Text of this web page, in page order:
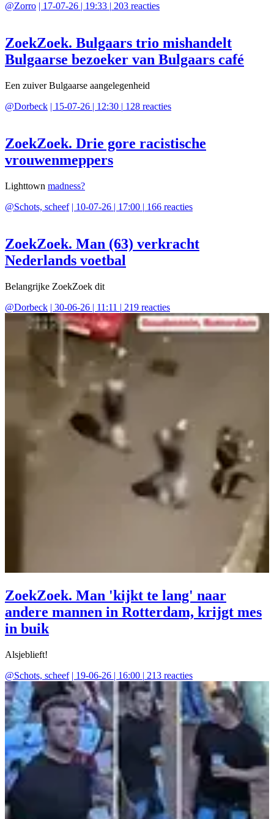
@Zorro 17-07-26 | 19:33 203 reacties
ZoekZoek. Bulgaars trio mishandelt
Bulgaarse bezoeker van Bulgaars café
Een zuiver Bulgaarse aangelegenheid
@Dorbeck | 15-07-26 | 12:30 | 128 reacties
ZoekZoek. Drie gore racistische
vrouwenmeppers
Lighttown madness?
@Schots, scheef | 10-07-26 | 17:00 | 166 reacties
ZoekZoek. Man (63) verkracht
Nederlands voetbal
Belangrijke ZoekZoek dit
@Dorbeck | 30-06-26 | 11:11 | 219 reacties
ZoekZoek. Man 'kijkt te lang' naar
andere mannen in Rotterdam, krijgt mes
in buik
Alsjeblieft!
@Schots, scheef | 19-06-26 | 16:00 | 213 reacties